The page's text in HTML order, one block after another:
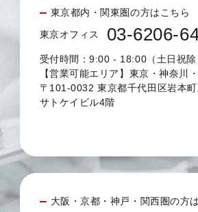
東京都内・関東圏の方はこちら
東京オフィス 03-6206-
受付時間：9:00 - 18:00（土日祝除
【営業可能エリア】東京・神奈川
〒101-0032 東京都千代田区岩本
サトケイビル4階
大阪・京都・神戸・関西圏の方